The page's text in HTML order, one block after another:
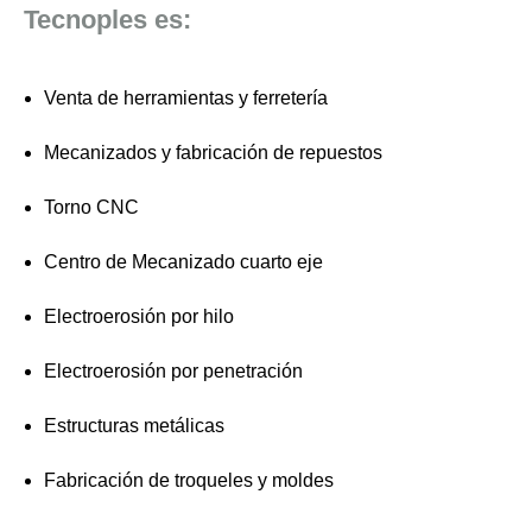
Tecnoples es:
Venta de herramientas y ferretería
Mecanizados y fabricación de repuestos
Torno CNC
Centro de Mecanizado cuarto eje
Electroerosión por hilo
Electroerosión por penetración
Estructuras metálicas
Fabricación de troqueles y moldes